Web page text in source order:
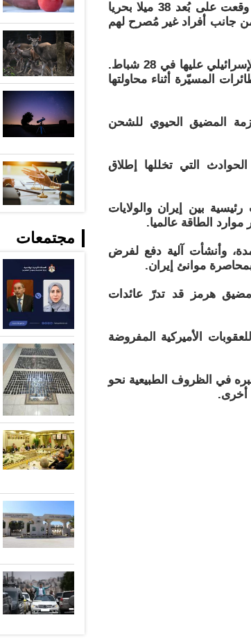
وأفادت هيئة "يو كي إم تي أو" بأنها "تلقّت بلاغا عن حادثة وقعت على بُعد 38 ميلا بحريا
جانب أفراد غير مُصرح لهم
وأغلقت طهران مضيق هرمز عمليا عقب الهجوم الأميركي الإسرائيلي عليها في 28 شباط.
المسيّرة أثناء محاولتها
2 نيسان، لم تُحلّ أزمة المضيق الحيوي للشحن
التي تخللها إطلاق
بين إيران والولايات
الطاقة عالميا.
وأنشأت آلية دفع لفرض
موانئ إيران.
هرمز قد تدرّ عائدات
الأميركية المفروضة
في الظروف الطبيعية نحو
أخرى.
مجتمعات